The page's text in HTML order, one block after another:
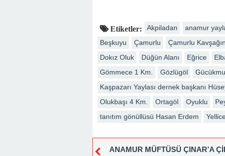
Etiketler: Akpiladan anamur
Beşkuyu
Çamurlu Çamurlu
Dokız Oluk
Düğün Alanı Eğrice
Gömmece 1 Km.
Gözlügöl
Kaşpazarı Yaylası dernek başkanı
Olukbaşı 4 Km.
Ortagöl Oyuklu
tanıtım gönüllüsü Hasan Erdem
ANAMUR MÜFTÜSÜ ÇINAR’A